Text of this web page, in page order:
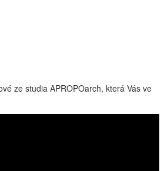
ze studia APROPOarch, která Vás ve